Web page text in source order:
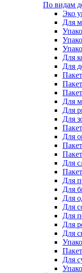
По видам
Эко
Для
Для
Для
Для
Для
Для
Для
Для
Для
Для
Для
Для
Для
Для
Для
Для